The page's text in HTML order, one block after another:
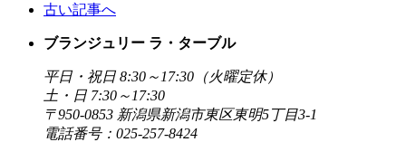
古い記事へ
ブランジュリー ラ・ターブル
平日・祝日 8:30～17:30（火曜定休）
土・日 7:30～17:30
〒950-0853 新潟県新潟市東区東明5丁目3-1
電話番号：025-257-8424